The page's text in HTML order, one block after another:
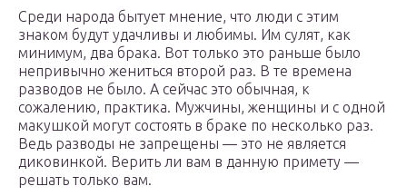
Среди народа бытует мнение, что люди с этим
знаком будут удачливы и любимы. Им сулят, как
минимум, два брака. Вот только это раньше было
непривычно жениться второй раз. В те времена
разводов не было. А сейчас это обычная, к
сожалению, практика. Мужчины, женщины и с одной
макушкой могут состоять в браке по несколько раз.
Ведь разводы не запрещены — это не является
диковинкой. Верить ли вам в данную примету —
решать только вам.